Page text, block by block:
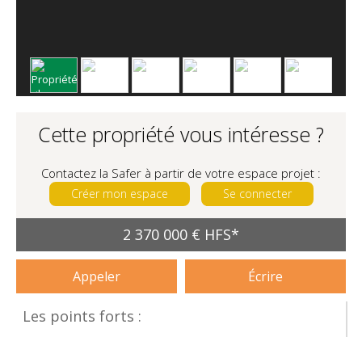
Cette propriété vous intéresse ?
Contactez la Safer à partir de votre espace projet :
Créer mon espace Se connecter
2 370 000 € HFS*
Appeler Écrire
Les points forts :